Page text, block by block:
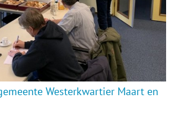
Westerkwartier Maart en